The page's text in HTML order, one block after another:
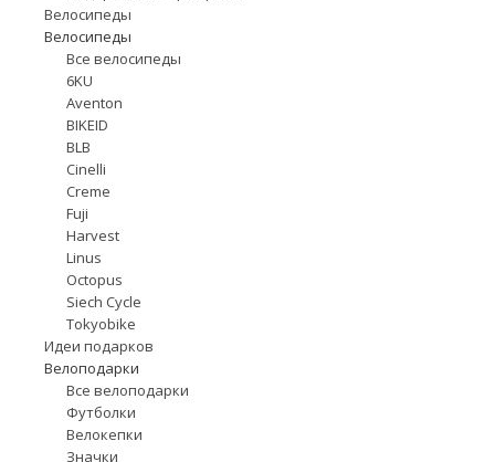
Велосипеды
Велосипеды
Все велосипеды
6KU
Aventon
BIKEID
BLB
Cinelli
Creme
Fuji
Harvest
Linus
Octopus
Siech Cycle
Tokyobike
Идеи подарков
Велоподарки
Все велоподарки
Футболки
Велокепки
Значки